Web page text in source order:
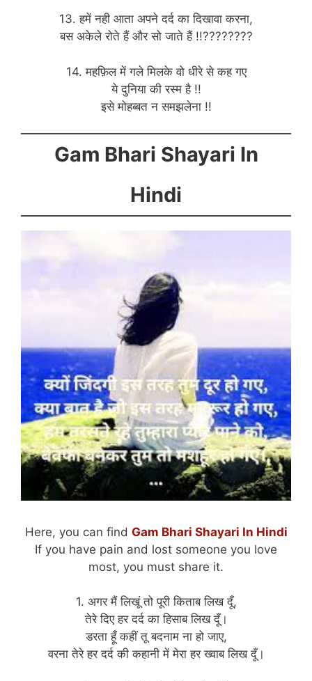
13. हमें नही आता अपने दर्द का दिखावा करना,
बस अकेले रोते हैं और सो जाते हैं !!????????
14. महफ़िल में गले मिलके वो धीरे से कह गए
ये दुनिया की रस्म है !!
इसे मोहब्बत न समझलेना !!
Gam Bhari Shayari In
Hindi
Here, you can find Gam Bhari Shayari In Hindi
If you have pain and lost someone you love
most, you must share it.
1. अगर मैं लिखूं तो पूरी किताब लिख दूँ,
तेरे दिए हर दर्द का हिसाब लिख दूँ।
डरता हूँ कहीं तू बदनाम ना हो जाए,
वरना तेरे हर दर्द की कहानी में मेरा हर ख्वाब लिख दूँ।